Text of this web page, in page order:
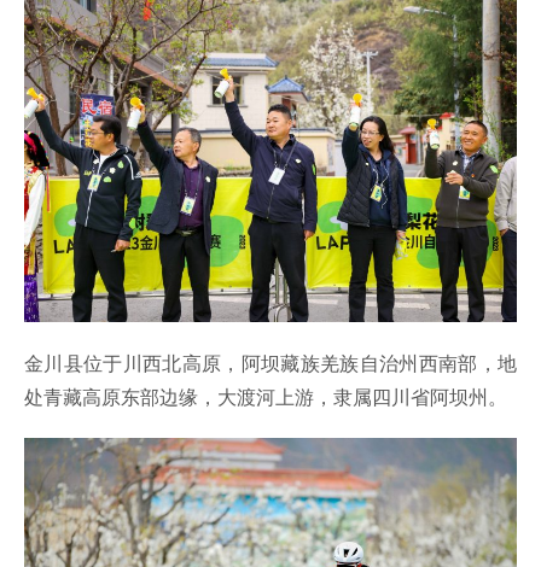
金川县位于川西北高原，阿坝藏族羌族自治州西南部，地
处青藏高原东部边缘，大渡河上游，隶属四川省阿坝州。